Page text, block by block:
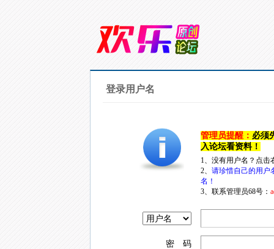
登录用户名
管理员提醒： 必须
入论坛看资料！
1、没有用户名？点
2、 请珍惜自己的用户
名！
3、联系管理员68号：
密 码